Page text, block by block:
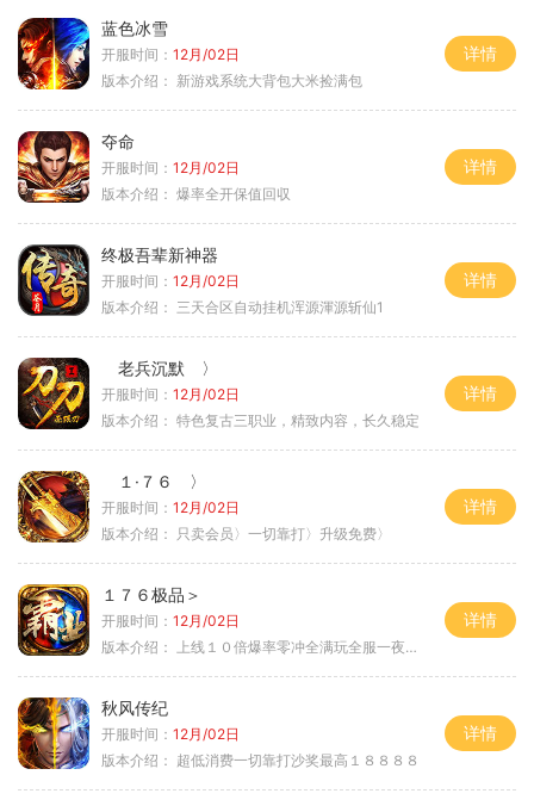
蓝色冰雪
开服时间： 12月/02日
版本介绍： 新游戏系统大背包大米捡满包
详情
夺命
开服时间： 12月/02日
版本介绍： 爆率全开保值回収
详情
终极吾辈新神器
开服时间： 12月/02日
版本介绍： 三天合区自动挂机浑源渾源斩仙1
详情
老兵沉默 〉
开服时间： 12月/02日
版本介绍： 特色复古三职业，精致内容，长久稳定
详情
１·７６ 〉
开服时间： 12月/02日
版本介绍：
只卖会员〉一切靠打〉升级免费〉
详情
１７６极品＞
开服时间： 12月/02日
版本介绍：
上线１０倍爆率零冲全满玩全服一夜终极
详情
秋风传纪
开服时间： 12月/02日
版本介绍： 超低消费一切靠打沙奖最高１８８８８
详情